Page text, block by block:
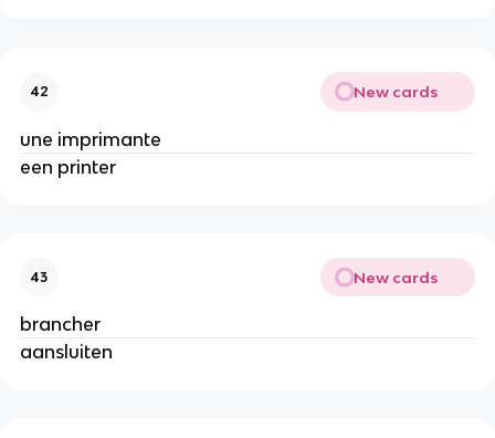
42 New cards
une imprimante
een printer
43 New cards
brancher
aansluiten